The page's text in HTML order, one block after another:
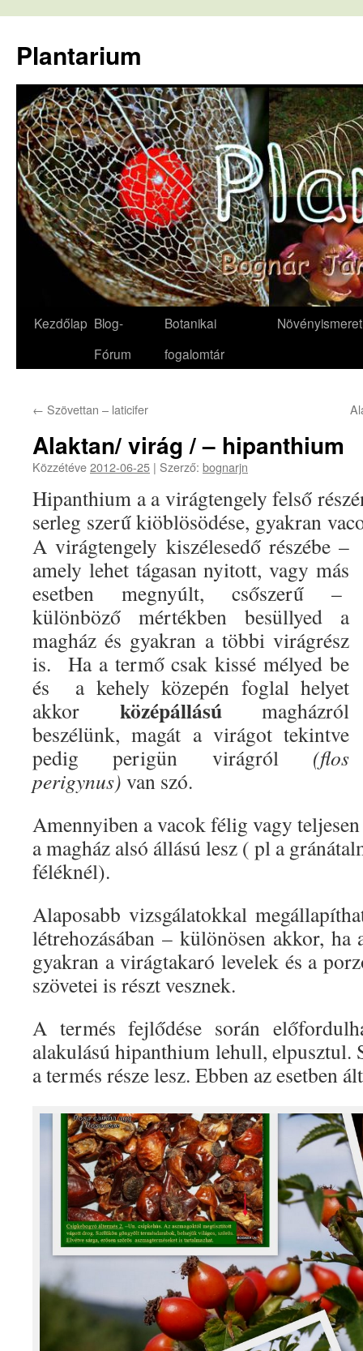
tartalomba
Plantarium
Kezdőlap Blog-
Fórum
Botanikai
fogalomtár
Növényismeret
← Szövettan – laticifer
Alaktan/ virág / – hipanthium
Közzétéve2012-06-25 | Szerző: bognarjn
Hipanthium a a virágtengely felső
serleg szerű kiöblösödése, gyakran
A virágtengely kiszélesedő részébe –
amely lehet tágasan nyitott, vagy más
esetben megnyúlt, csőszerű –
különböző mértékben besüllyed a
magház és gyakran a többi virágrész
is. Ha a termő csak kissé mélyed be
és a kehely közepén foglal helyet
akkor középállásúmagházról
beszélünk, magát a virágot tekintve
pedig perigün virágról (flos
perigynus) van szó.
Amennyiben a vacok félig vagy
a magház alsó állású lesz ( pl a
féléknél).
Alaposabb vizsgálatokkal
létrehozásában – különösen akkor, ha
gyakran a virágtakaró levelek és a
szövetei is részt vesznek.
A termés fejlődése során
alakulású hipanthium lehull, elpusztul.
a termés része lesz. Ebben az esetben